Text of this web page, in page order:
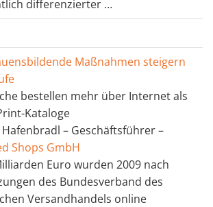
differenzierter …
Maßnahmen steigern
bestellen mehr über Internet als
Kataloge
– Geschäftsführer –
Shops GmbH
Euro wurden 2009 nach
des Bundesverband des
Versandhandels online